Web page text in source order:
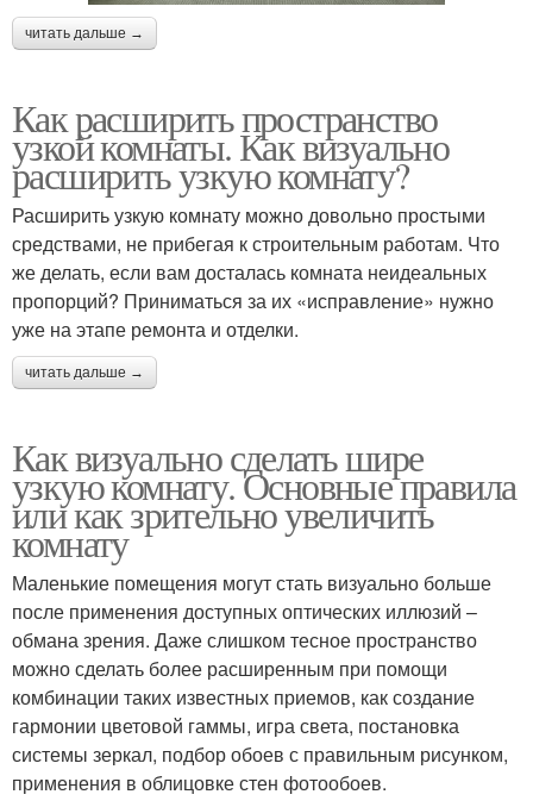
читать дальше →
Как расширить пространство
узкой комнаты. Как визуально
расширить узкую комнату?
Расширить узкую комнату можно довольно простыми
средствами, не прибегая к строительным работам. Что
же делать, если вам досталась комната неидеальных
пропорций? Приниматься за их «исправление» нужно
уже на этапе ремонта и отделки.
читать дальше →
Как визуально сделать шире
узкую комнату. Основные правила
или как зрительно увеличить
комнату
Маленькие помещения могут стать визуально больше
после применения доступных оптических иллюзий –
обмана зрения. Даже слишком тесное пространство
можно сделать более расширенным при помощи
комбинации таких известных приемов, как создание
гармонии цветовой гаммы, игра света, постановка
системы зеркал, подбор обоев с правильным рисунком,
применения в облицовке стен фотообоев.